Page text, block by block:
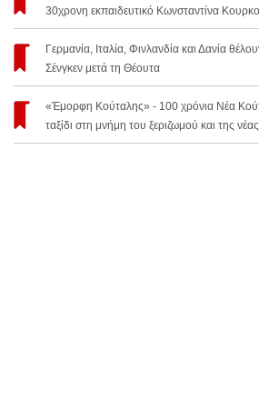
30χρονη εκπαιδευτικό Κωνσταντίνα
Γερμανία, Ιταλία, Φινλανδία και Δανία
Σένγκεν μετά τη Θέουτα
«Έμορφη Κούταλης» - 100 χρόνια Νέα
ταξίδι στη μνήμη του ξεριζωμού και της